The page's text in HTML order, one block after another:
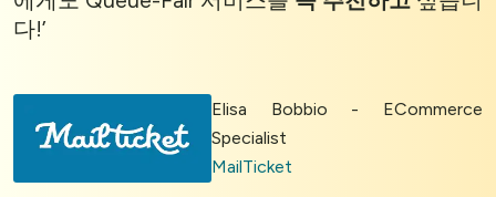
다!’
Elisa Bobbio - ECommerce
Specialist
MailTicket